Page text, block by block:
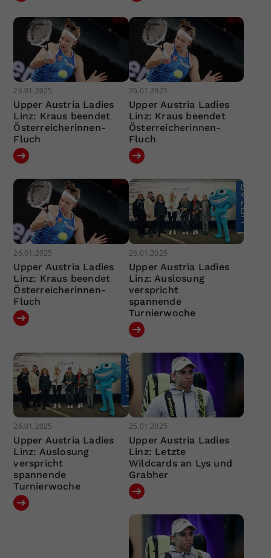
26.01.2025
Upper Austria Ladies
Linz: Kraus beendet
Österreicherinnen-
Fluch
26.01.2025
Upper Austria Ladies
Linz: Kraus beendet
Österreicherinnen-
Fluch
26.01.2025
Upper Austria Ladies
Linz: Kraus beendet
Österreicherinnen-
Fluch
26.01.2025
Upper Austria Ladies
Linz: Auslosung
verspricht
spannende
Turnierwoche
26.01.2025
Upper Austria Ladies
Linz: Auslosung
verspricht
spannende
Turnierwoche
25.01.2025
Upper Austria Ladies
Linz: Letzte
Wildcards an Lys und
Grabher